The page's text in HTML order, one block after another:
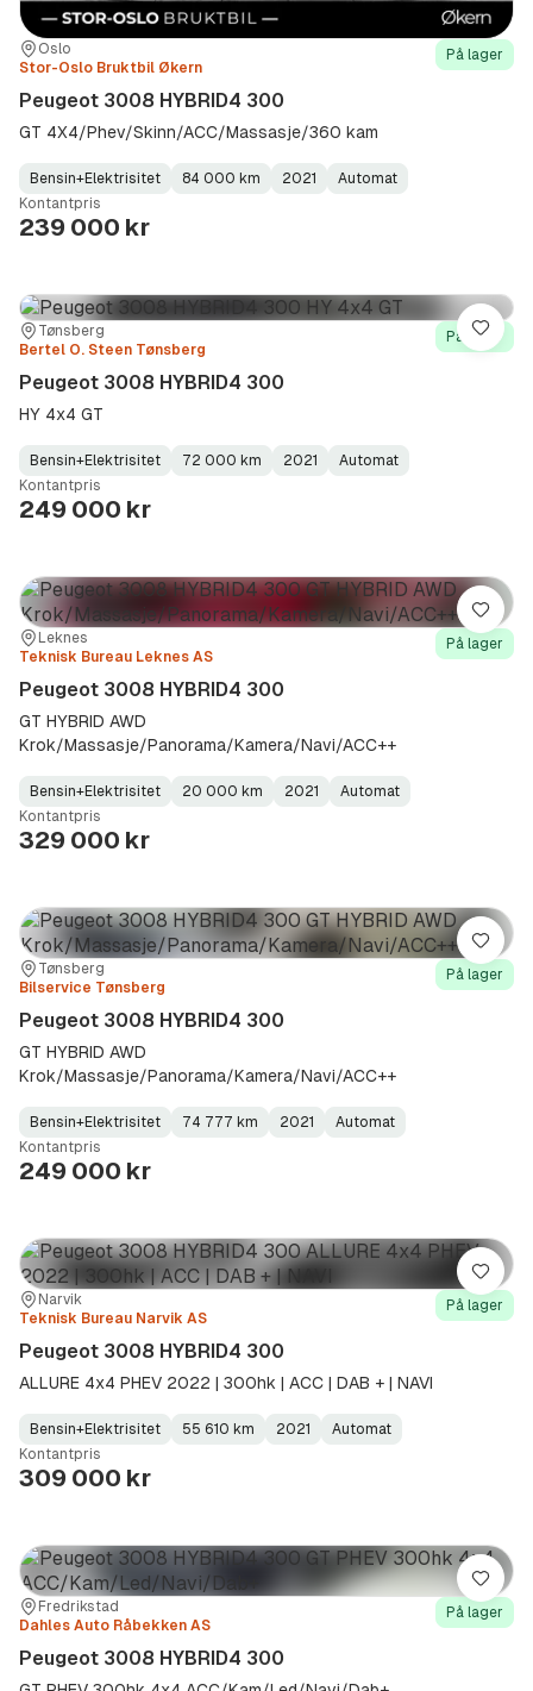
Sted:
Oslo
Forhandler:
Stor-Oslo Bruktbil Økern
På lager
Peugeot 3008 HYBRID4 300
GT 4X4/Phev/Skinn/ACC/Massasje/360 kam
Fuel
Type:
Bensin+Elektrisitet
Kilometerstand: 84 000 km
Model
Year:
2021
Gearbox
Type:
Automat
Kontantpris
239 000 kr
Sted:Tønsberg
Forhandler:
Bertel O. Steen Tønsberg
På lager
Peugeot 3008 HYBRID4 300
HY 4x4 GT
Fuel
Type:
Bensin+Elektrisitet
Kilometerstand: 72 000 km
Model
Year:
2021
Gearbox
Type:
Automat
Kontantpris
249 000 kr
Lagre
Sted:Leknes
Forhandler:
Teknisk Bureau Leknes AS
På lager
Peugeot 3008 HYBRID4 300
GT HYBRID AWD
Krok/Massasje/Panorama/Kamera/Navi/ACC++
Fuel
Type:
Bensin+Elektrisitet
Kilometerstand: 20 000 km
Model
Year:
2021
Gearbox
Type:
Automat
Kontantpris
329 000 kr
Lagre
Sted:Tønsberg
Forhandler:
Bilservice Tønsberg
På lager
Peugeot 3008 HYBRID4 300
GT HYBRID AWD
Krok/Massasje/Panorama/Kamera/Navi/ACC++
Fuel
Type:
Bensin+Elektrisitet
Kilometerstand: 74 777 km
Model
Year:
2021
Gearbox
Type:
Automat
Kontantpris
249 000 kr
Lagre
Sted:Narvik
Forhandler:
Teknisk Bureau Narvik AS
På lager
Peugeot 3008 HYBRID4 300
ALLURE 4x4 PHEV 2022 | 300hk | ACC | DAB + | NAVI
Fuel
Type:
Bensin+Elektrisitet
Kilometerstand: 55 610 km
Model
Year:
2021
Gearbox
Type:
Automat
Kontantpris
309 000 kr
Lagre
Sted:Fredrikstad
Forhandler:
Dahles Auto Råbekken AS
På lager
Peugeot 3008 HYBRID4 300
Lagre